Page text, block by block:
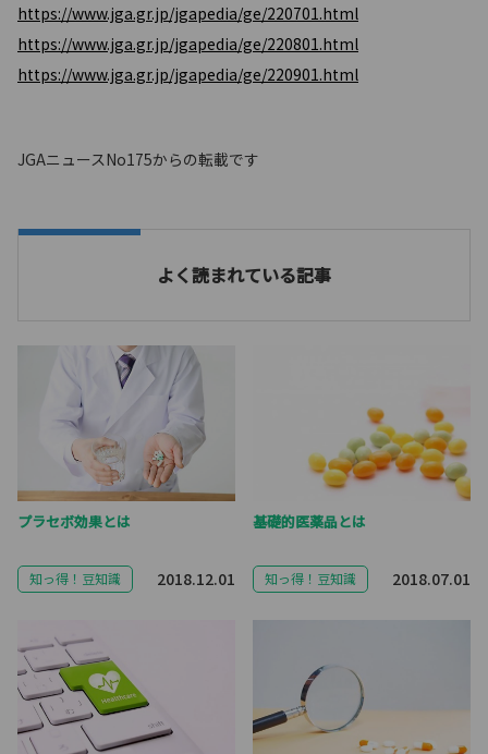
https://www.jga.gr.jp/jgapedia/ge/220701.html
https://www.jga.gr.jp/jgapedia/ge/220801.html
https://www.jga.gr.jp/jgapedia/ge/220901.html
JGAニュースNo175からの転載です
よく読まれている記事
プラセボ効果とは
知っ得！豆知識 2018.12.01
基礎的医薬品とは
知っ得！豆知識 2018.07.01